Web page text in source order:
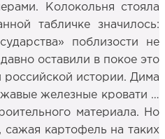
Колокольня стояла
табличке значилось:
поблизости не
оставили в покое это
российской истории. Дима
железные кровати …
материала. Но
картофель на таких